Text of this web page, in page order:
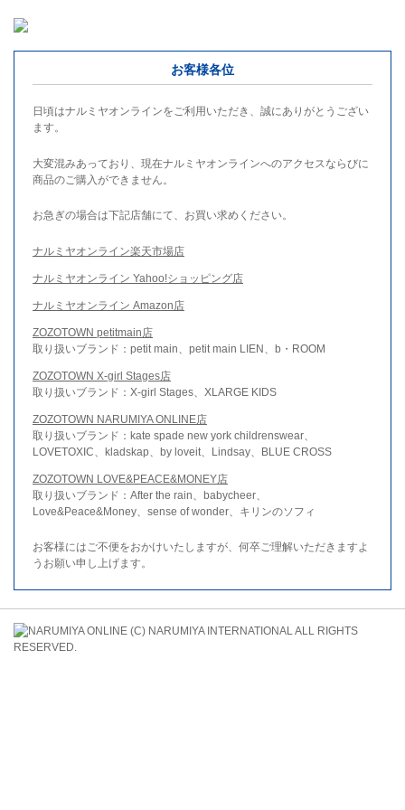
お客様各位
日頃はナルミヤオンラインをご利用いただき、誠にありがとうござい
ます。
大変混みあっており、現在ナルミヤオンラインへのアクセスならびに
商品のご購入ができません。
お急ぎの場合は下記店舗にて、お買い求めください。
ナルミヤオンライン楽天市場店
ナルミヤオンライン Yahoo!ショッピング店
ナルミヤオンライン Amazon店
ZOZOTOWN petitmain店
取り扱いブランド：petit main、petit main LIEN、b・ROOM
ZOZOTOWN X-girl Stages店
取り扱いブランド：X-girl Stages、XLARGE KIDS
ZOZOTOWN NARUMIYA ONLINE店
取り扱いブランド：kate spade new york childrenswear、
LOVETOXIC、kladskap、by loveit、Lindsay、BLUE CROSS
ZOZOTOWN LOVE&PEACE&MONEY店
取り扱いブランド：After the rain、babycheer、
Love&Peace&Money、sense of wonder、キリンのソフィ
お客様にはご不便をおかけいたしますが、何卒ご理解いただきますよ
うお願い申し上げます。